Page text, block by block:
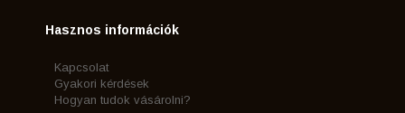
Hasznos információk
Kapcsolat
Gyakori kérdések
Hogyan tudok vásárolni?